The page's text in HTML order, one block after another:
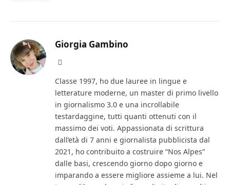
Giorgia Gambino
Classe 1997, ho due lauree in lingue e
letterature moderne, un master di primo livello
in giornalismo 3.0 e una incrollabile
testardaggine, tutti quanti ottenuti con il
massimo dei voti. Appassionata di scrittura
dall’età di 7 anni e giornalista pubblicista dal
2021, ho contribuito a costruire “Nos Alpes”
dalle basi, crescendo giorno dopo giorno e
imparando a essere migliore assieme a lui. Nel